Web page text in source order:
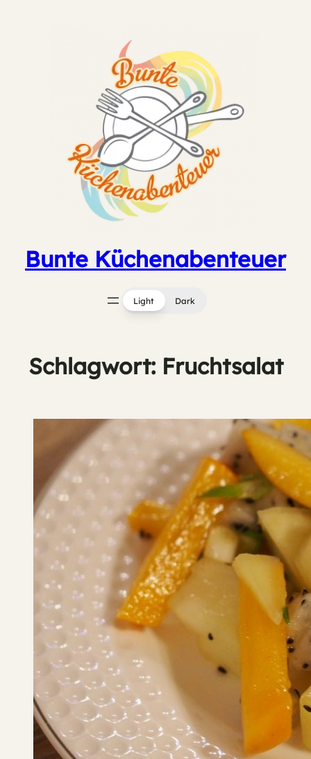
Bunte Küchenabenteuer
Light Dark
Schlagwort: Fruchtsalat